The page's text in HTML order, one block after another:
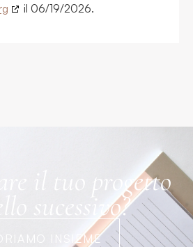
il 06/19/2026.
il tuo progetto
sucessivo?
INSIEME